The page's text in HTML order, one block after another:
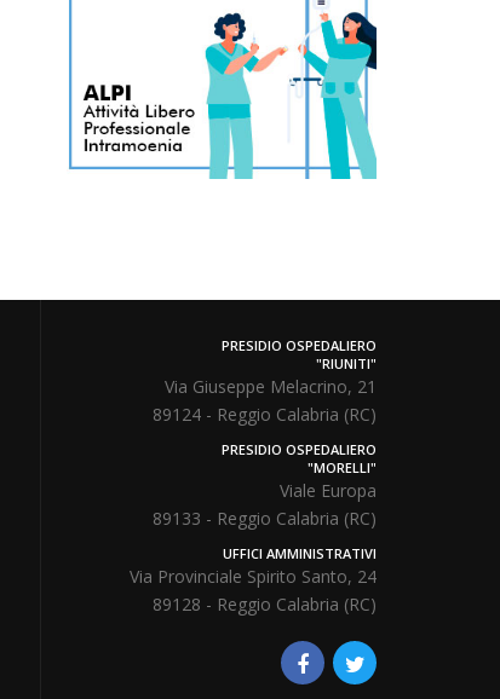
PRESIDIO OSPEDALIERO
"RIUNITI"
Via Giuseppe Melacrino, 21
89124 - Reggio Calabria (RC)
PRESIDIO OSPEDALIERO
"MORELLI"
Viale Europa
89133 - Reggio Calabria (RC)
UFFICI AMMINISTRATIVI
Via Provinciale Spirito Santo, 24
89128 - Reggio Calabria (RC)